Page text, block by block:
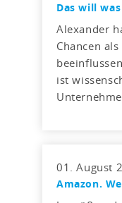
Das will
Alexander
Chancen
ist
01. August
Amazon.